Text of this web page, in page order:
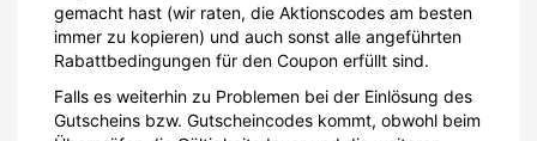
gemacht hast (wir raten, die Aktionscodes am besten
immer zu kopieren) und auch sonst alle angeführten
Rabattbedingungen für den Coupon erfüllt sind.
Falls es weiterhin zu Problemen bei der Einlösung des
Gutscheins bzw. Gutscheincodes kommt, obwohl beim